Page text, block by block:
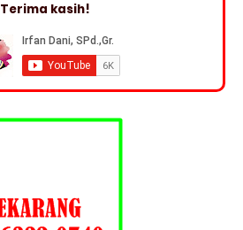
Terima kasih!